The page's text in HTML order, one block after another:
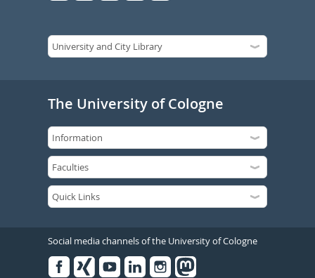
The University of Cologne
Social media channels of the University of Cologne